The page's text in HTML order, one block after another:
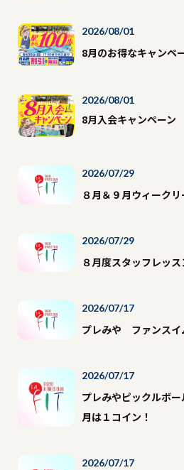
2026/08/01
8月のお得なキャンペ
2026/08/01
8月入会キャンペーン
2026/07/29
８月＆９月ウィーク
2026/07/29
８月度スタッフレッ
2026/07/17
プレみや ファンスイ
2026/07/17
プレみやピックルボ
月は１コイン！
2026/07/17